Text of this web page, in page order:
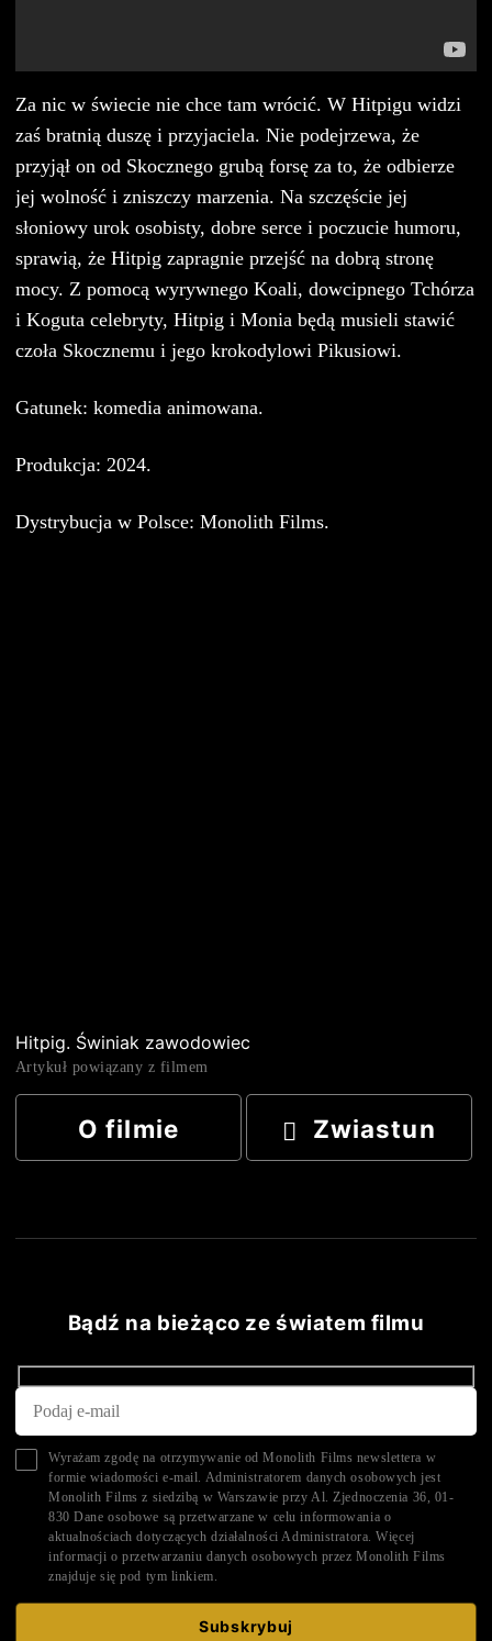
Za nic w świecie nie chce tam wrócić. W Hitpigu widzi
zaś bratnią duszę i przyjaciela. Nie podejrzewa, że
przyjął on od Skocznego grubą forsę za to, że odbierze
jej wolność i zniszczy marzenia. Na szczęście jej
słoniowy urok osobisty, dobre serce i poczucie humoru,
sprawią, że Hitpig zapragnie przejść na dobrą stronę
mocy. Z pomocą wyrywnego Koali, dowcipnego Tchórza
i Koguta celebryty, Hitpig i Monia będą musieli stawić
czoła Skocznemu i jego krokodylowi Pikusiowi.
Gatunek: komedia animowana.
Produkcja: 2024.
Dystrybucja w Polsce: Monolith Films.
Hitpig. Świniak zawodowiec
Artykuł powiązany z filmem
O filmie Zwiastun
Bądź na bieżąco ze światem filmu
Wyrażam zgodę na otrzymywanie od Monolith Films newslettera w
formie wiadomości e-mail. Administratorem danych osobowych jest
Monolith Films z siedzibą w Warszawie przy Al. Zjednoczenia 36, 01-
830 Dane osobowe są przetwarzane w celu informowania o
aktualnościach dotyczących działalności Administratora. Więcej
informacji o przetwarzaniu danych osobowych przez Monolith Films
znajduje się pod tym linkiem.